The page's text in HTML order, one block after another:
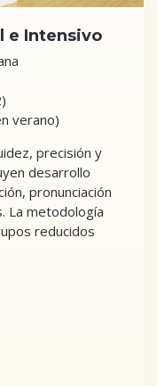
e Intensivo
verano)
precisión y
desarrollo
pronunciación
La metodología
reducidos